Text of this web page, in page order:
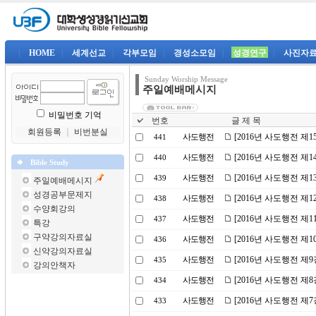
HOME 세계선교 각부모임 경성소모임 성경연구 사진자
비밀번호 기억
회원등록
비번분실
Bible Study
주일예배메시지
성경공부문제지
수양회강의
특강
구약강의자료실
신약강의자료실
강의안책자
Sunday Worship Message
주일예배메시지
번호 글 제 목
441 사도행전 [2016년 사도행전 제
440 사도행전 [2016년 사도행전 제
439 사도행전 [2016년 사도행전 제
438 사도행전 [2016년 사도행전 제
437 사도행전 [2016년 사도행전 제
436 사도행전 [2016년 사도행전 제
435 사도행전 [2016년 사도행전 제
434 사도행전 [2016년 사도행전 제
433 사도행전 [2016년 사도행전 제